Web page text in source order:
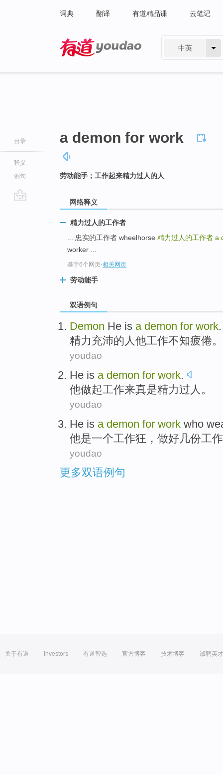
词典 翻译 有道精品课 云笔记
中英
目录
释义
例句
a demon for work
劳动能手；工作起来精力过人的人
网络释义
精力过人的工作者
... 忠实的工作者 wheelhorse 精力过人的工作者 a
worker ...
基于6个网页-相关网页
劳动能手
双语例句
Demon He is a demon for work.
精力充沛的人 他工作不知疲倦。
youdao
He is a demon for work.
他做起工作来真是精力过人。
youdao
He is a demon for work who
他是一个工作狂 ，做好几份工作
youdao
更多双语例句
关于有道 Investors 有道智选 官方博客 技术博客 诚聘英才